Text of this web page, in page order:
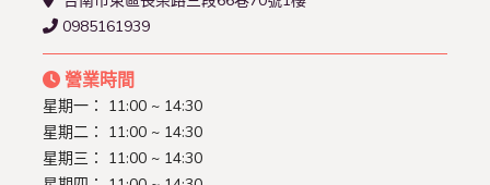
0985161939
營業時間
星期一： 11:00 ~ 14:30
星期二： 11:00 ~ 14:30
星期三： 11:00 ~ 14:30